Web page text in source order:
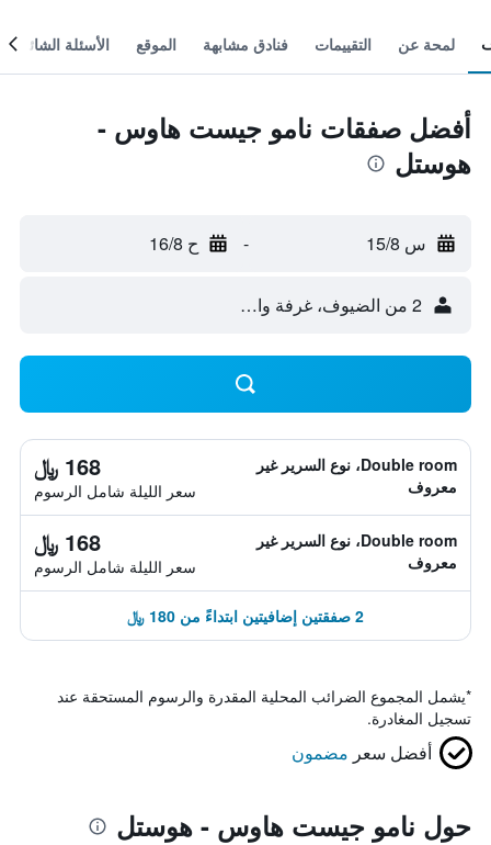
لمحة عن التقييمات فنادق مشابهة الموقع الأسئلة الشائعة
أفضل صفقات نامو جيست هاوس -
هوستل
س 15/8 - ح 16/8
2 من الضيوف، غرفة واحدة
Double room، نوع السرير غير
معروف
168 ﷼
سعر الليلة شامل الرسوم
Double room، نوع السرير غير
معروف
168 ﷼
سعر الليلة شامل الرسوم
2 صفقتين إضافيتين ابتداءً من 180 ﷼
*يشمل المجموع الضرائب المحلية المقدرة والرسوم المستحقة عند
تسجيل المغادرة.
أفضل سعر مضمون
حول نامو جيست هاوس - هوستل